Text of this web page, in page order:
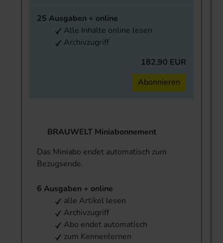
25 Ausgaben + online
Alle Inhalte online lesen
Archivzugriff
182,90 EUR
Abonnieren
BRAUWELT Miniabonnement
Das Miniabo endet automatisch zum
Bezugsende.
6 Ausgaben + online
alle Artikel lesen
Archivzugriff
Abo endet automatisch
zum Kennenlernen